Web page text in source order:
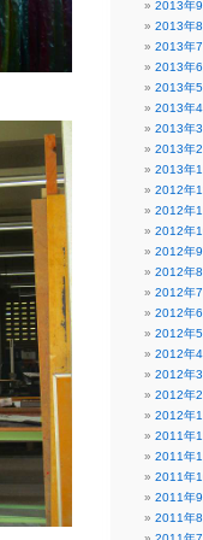
2013年9
2013年8
2013年7
2013年6
2013年5
2013年4
2013年3
2013年2
2013年1
2012年
2012年
2012年
2012年9
2012年8
2012年7
2012年6
2012年5
2012年4
2012年3
2012年2
2012年1
2011年
2011年
2011年
2011年9
2011年8